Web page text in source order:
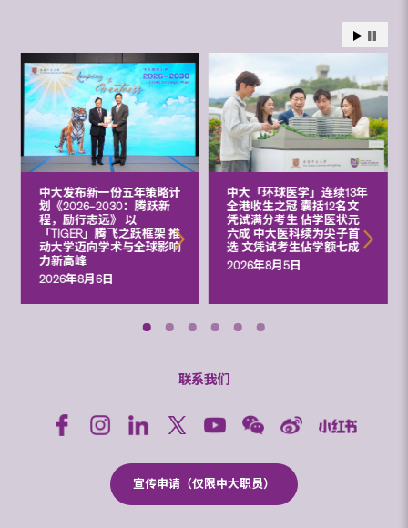
中大发布新一份五年策略计
划《2026‒2030：腾跃新
程，励行志远》 以
「TIGER」腾飞之跃框架 推
动大学迈向学术与全球影响
力新高峰
2026年8月6日
中大「环球医学」连续13年
全港收生之冠 囊括12名文
凭试满分考生 佔学医状元
六成 中大医科续为尖子首
选 文凭试考生佔学额七成
2026年8月5日
联系我们
宣传申请（仅限中大职员）